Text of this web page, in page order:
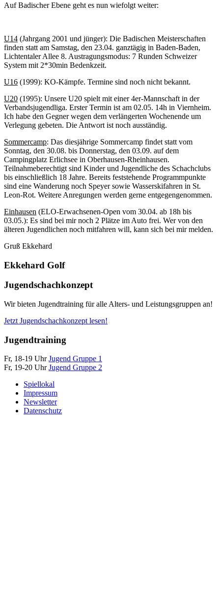
Auf Badischer Ebene geht es nun wiefolgt weiter:
U14 (Jahrgang 2001 und jünger): Die Badischen Meisterschaften
finden statt am Samstag, den 23.04. ganztägig in Baden-Baden,
Lichtentaler Allee 8. Austragungsmodus: 7 Runden Schweizer
System mit 2*30min Bedenkzeit.
U16 (1999): KO-Kämpfe. Termine sind noch nicht bekannt.
U20 (1995): Unsere U20 spielt mit einer 4er-Mannschaft in der
Verbandsjugendliga. Erster Termin ist am 02.05. 14h in Viernheim.
Ich habe den Gegner wegen dem verlängerten Wochenende um
Verlegung gebeten. Die Antwort ist noch ausständig.
Sommercamp: Das diesjährige Sommercamp findet statt vom
Sonntag, den 30.08. bis Donnerstag, den 03.09. auf dem
Campingplatz Erlichsee in Oberhausen-Rheinhausen.
Teilnahmeberechtigt sind Kinder und Jugendliche des Schachclubs
bis einschließlich 18 Jahre. Bereits feststehende Programmpunkte
sind eine Wanderung noch Speyer sowie Wasserskifahren in St.
Leon-Rot. Weitere Anregungen werden gerne entgegengenommen.
Einhausen (ELO-Erwachsenen-Open vom 30.04. ab 18h bis
03.05.): Es sind bei mir noch 2 Plätze im Auto frei. Wer von den
älteren Jugendlichen noch mitfahren will, kann sich bei mir melden.
Gruß Ekkehard
Ekkehard Golf
Jugendschachkonzept
Wir bieten Jugendtraining für alle Alters- und Leistungsgruppen an!
Jetzt Jugendschachkonzept lesen!
Jugendtraining
Fr, 18-19 UhrJugend Gruppe 1
Fr, 19-20 UhrJugend Gruppe 2
Spiellokal
Impressum
Newsletter
Datenschutz